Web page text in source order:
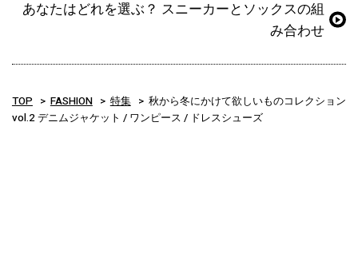
あなたはどれを選ぶ？ スニーカーとソックスの組
み合わせ
TOP FASHION 特集
秋から冬にかけて欲しいものコレクション
vol.2 デニムジャケット / ワンピース / ドレスシューズ